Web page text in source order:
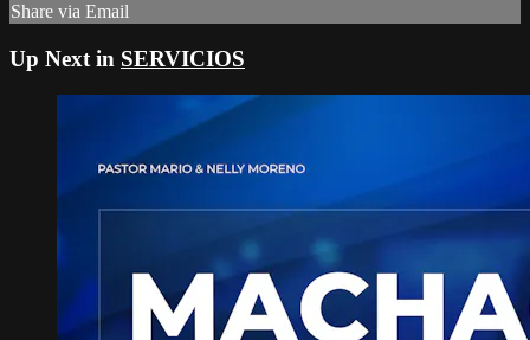
Share via Email
Up Next in SERVICIOS